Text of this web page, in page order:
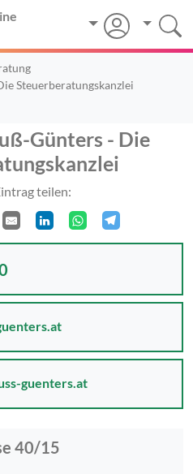
Steuerberatungskanzlei
Günters - Die
teilen:
40/15
guenters.at